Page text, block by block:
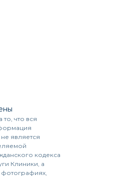
что вся
является
кодекса
Клиники, а
фотографиях,